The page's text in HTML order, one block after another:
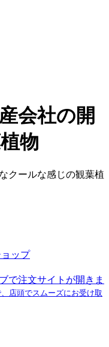
会社の開
物
クールな感じの観葉植
ップ
ブで注文サイトが開きま
店頭でスムーズにお受け取